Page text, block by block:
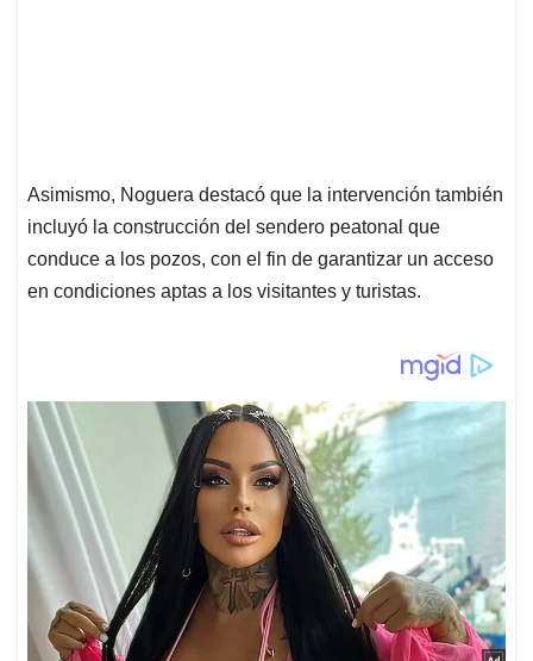
Asimismo, Noguera destacó que la intervención también
incluyó la construcción del sendero peatonal que
conduce a los pozos, con el fin de garantizar un acceso
en condiciones aptas a los visitantes y turistas.